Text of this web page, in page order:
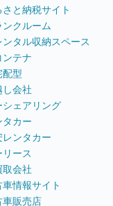
さと納税サイト
ンクルーム
ンタル収納スペース
ンテナ
配型
し会社
シェアリング
タカー
レンタカー
リース
取会社
車情報サイト
車販売店